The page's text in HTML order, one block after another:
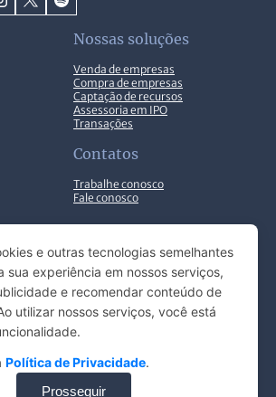
Nossas soluções
Venda de empresas
Compra de empresas
Captação de recursos
Assessoria em IPO
Transações
Contatos
Trabalhe conosco
Fale conosco
2025. TODOS OS DIREITOS
EN
e outras tecnologias semelhantes
sua experiência em nossos serviços,
e recomendar conteúdo de
utilizar nossos serviços, você está
Política de Privacidade.
Prosseguir